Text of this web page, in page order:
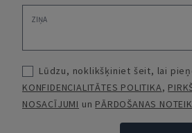
Lūdzu, noklikšķiniet šeit, lai
KONFIDENCIALITĀTES POLITIKA,
NOSACĪJUMI un PĀRDOŠANAS